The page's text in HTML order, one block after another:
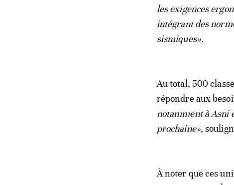
les exigences
intégrant des
sismiques».
Au total, 500
répondre aux
notamment à Asni
prochaine»,
À noter que ces